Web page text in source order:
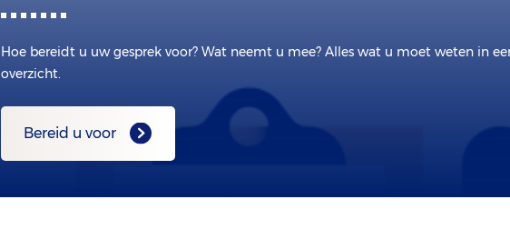
Hoe bereidt u uw gesprek voor? Wat neemt u mee? Alles wat u moet weten in
overzicht.
Bereid u voor